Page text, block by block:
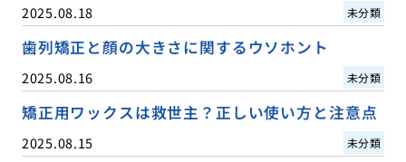
2025.08.18 未分類
歯列矯正と顔の大きさに関するウソホント
2025.08.16 未分類
矯正用ワックスは救世主？正しい使い方と注意点
2025.08.15 未分類